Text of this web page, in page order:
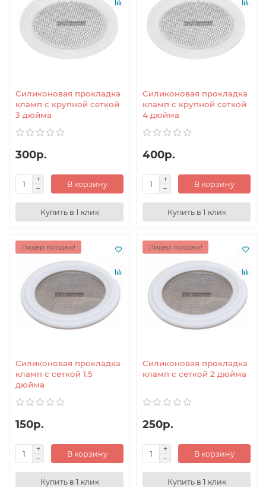
Силиконовая прокладка
кламп с крупной сеткой
3 дюйма
300р.
В корзину
Купить в 1 клик
Силиконовая прокладка
кламп с крупной сеткой
4 дюйма
400р.
В корзину
Купить в 1 клик
Лидер продаж!
Силиконовая прокладка
кламп с сеткой 1.5
дюйма
150р.
В корзину
Купить в 1 клик
Лидер продаж!
Силиконовая прокладка
кламп с сеткой 2 дюйма
250р.
В корзину
Купить в 1 клик